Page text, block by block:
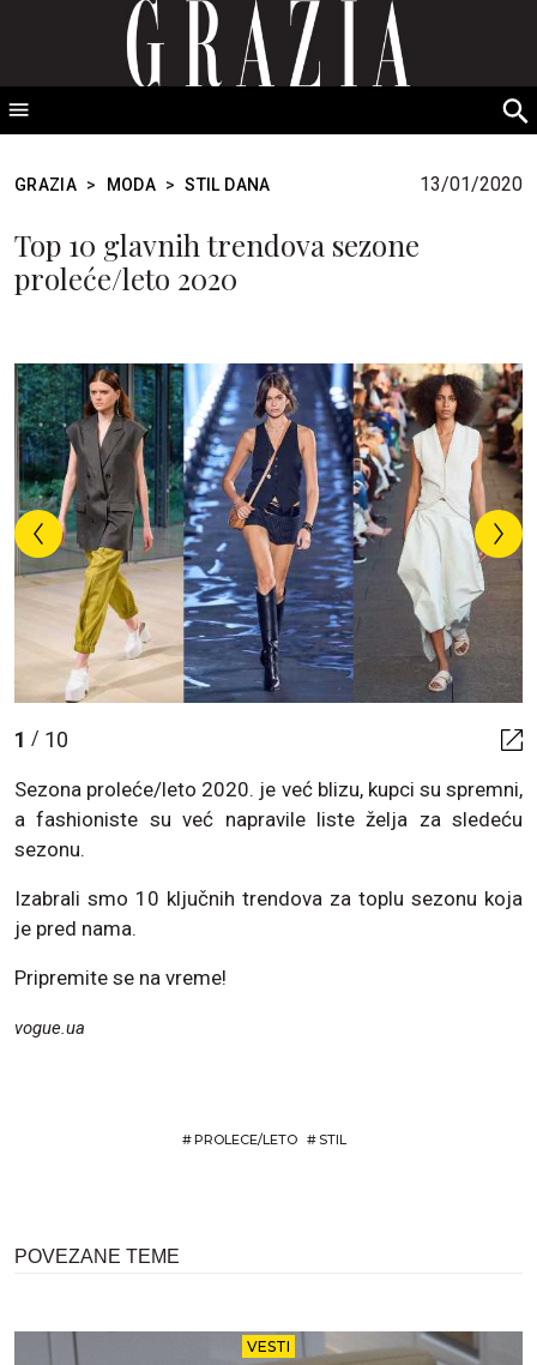
GRAZIA Srbija
GRAZIA > MODA > STIL DANA 13/01/2020
Top 10 glavnih trendova sezone
proleće/leto 2020
1 / 10
Sezona proleće/leto 2020. je već blizu, kupci su spremni,
a fashioniste su već napravile liste želja za sledeću
sezonu.
Izabrali smo 10 ključnih trendova za toplu sezonu koja
je pred nama.
Pripremite se na vreme!
vogue.ua
#PROLECE/LETO # STIL
POVEZANE TEME
VESTI